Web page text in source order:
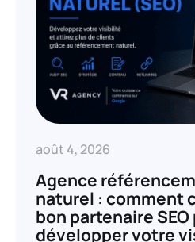
août 4, 2026
Agence
naturel : comment
bon partenaire SEO
développer votre